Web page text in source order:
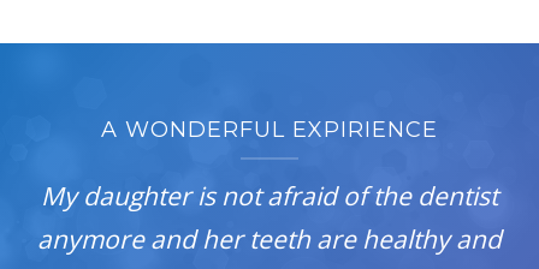
A WONDERFUL EXPIRIENCE
My daughter is not afraid of the dentist
anymore and her teeth are healthy and